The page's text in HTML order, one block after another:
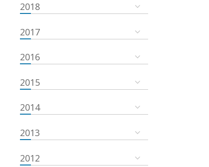
2018
2017
2016
2015
2014
2013
2012